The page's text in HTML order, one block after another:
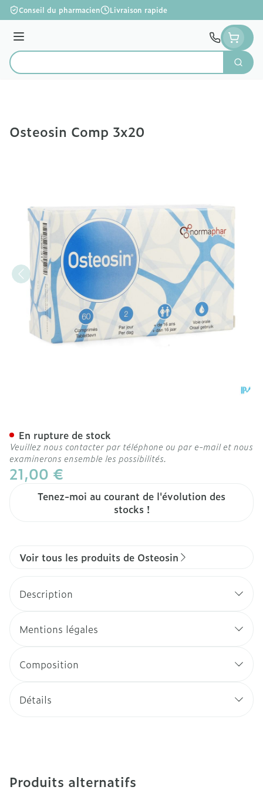
Aller au contenu
Conseil du pharmacien Livraison rapide
Menu
Rechercher
Osteosin Comp 3x20
21,00 €
Tenez-moi au courant de l'évolution des
stocks !
En rupture de stock
Veuillez nous contacter par téléphone ou par e-mail et nous
examinerons ensemble les possibilités.
Voir tous les produits de Osteosin
Description
Mentions légales
Composition
Détails
Produits alternatifs